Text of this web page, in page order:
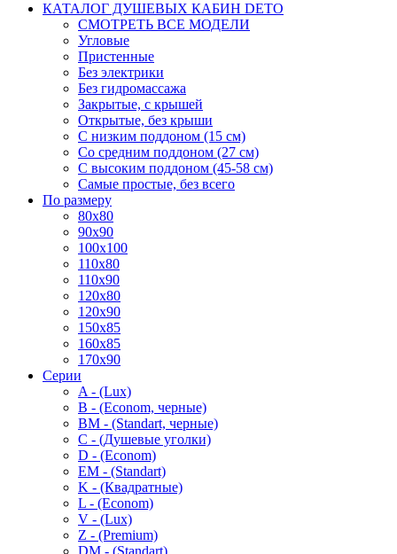
КАТАЛОГ ДУШЕВЫХ КАБИН DETO
СМОТРЕТЬ ВСЕ МОДЕЛИ
Угловые
Пристенные
Без электрики
Без гидромассажа
Закрытые, с крышей
Открытые, без крыши
С низким поддоном (15 см)
Со средним поддоном (27 см)
С высоким поддоном (45-58 см)
Самые простые, без всего
По размеру
80x80
90x90
100x100
110x80
110x90
120x80
120x90
150x85
160x85
170x90
Серии
A - (Lux)
B - (Econom, черные)
BM - (Standart, черные)
C - (Душевые уголки)
D - (Econom)
EM - (Standart)
K - (Квадратные)
L - (Econom)
V - (Lux)
Z - (Premium)
DM - (Standart)